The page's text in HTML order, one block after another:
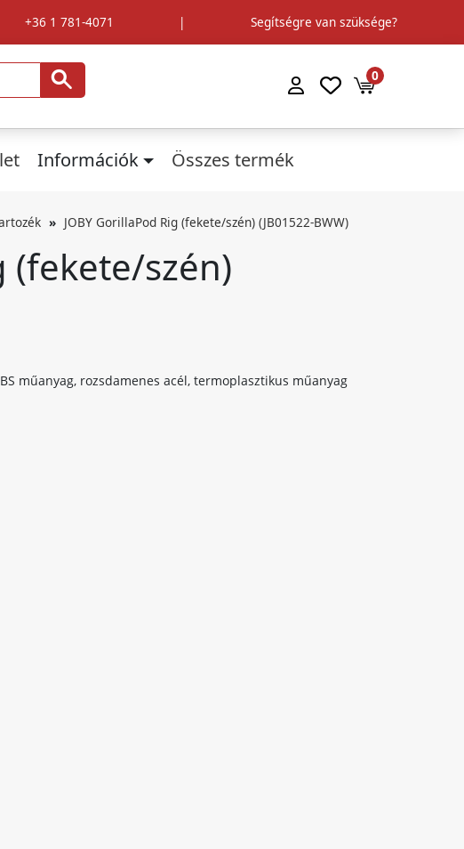
+36 1 781-4071 | Segítségre van szüksége?
0
Információk Összes termék
JOBY GorillaPod Rig (fekete/szén) (JB01522-BWW)
(fekete/szén)
műanyag, rozsdamenes acél, termoplasztikus műanyag